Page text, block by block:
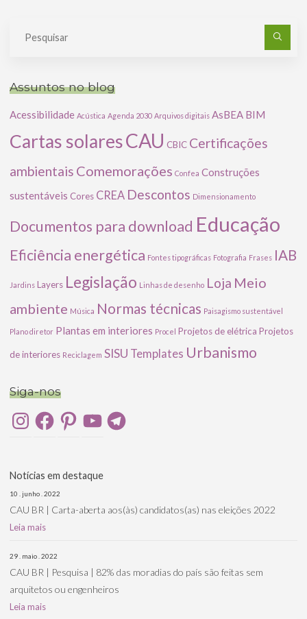
Assuntos no blog
Acessibilidade Acústica Agenda 2030 Arquivos digitais AsBEA BIM
Cartas solaresCAU CBIC Certificações
ambientais Comemorações Confea Construções
sustentáveis Cores CREA Descontos Dimensionamento
Documentos para download Educação
Eficiência energética Fontes tipográficas Fotografia Frases IAB
Jardins Layers Legislação Linhas de desenho Loja Meio
ambiente Música Normas técnicas Paisagismo sustentável
Plano diretor Plantas em interiores Procel Projetos de elétrica Projetos
de interiores Reciclagem SISU Templates Urbanismo
Siga-nos
InstagramFacebookPinterestYouTubeTelegram
Notícias em destaque
10 . junho . 2022
CAU BR | Carta-aberta aos(às) candidatos(as) nas eleições 2022
Leia mais
29 . maio . 2022
CAU BR | Pesquisa | 82% das moradias do país são feitas sem
arquitetos ou engenheiros
Leia mais